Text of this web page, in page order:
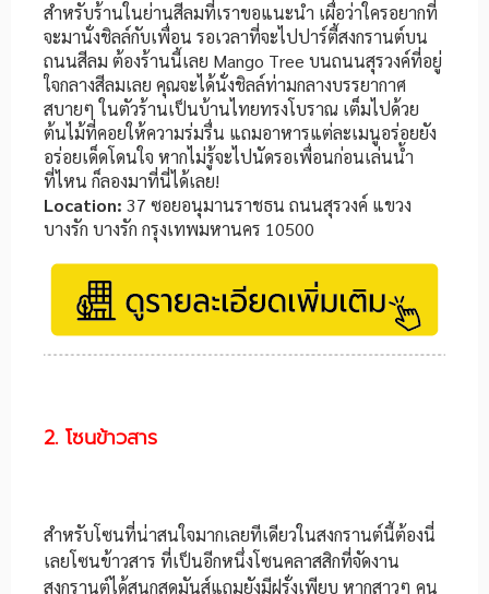
สำหรับร้านในย่านสีลมที่เราขอแนะนำ เผื่อว่าใครอยากที่
จะมานั่งชิลล์กับเพื่อน รอเวลาที่จะไปปาร์ตี้สงกรานต์บน
ถนนสีลม ต้องร้านนี้เลย Mango Tree บนถนนสุรวงค์ที่อยู่
ใจกลางสีลมเลย คุณจะได้นั่งชิลล์ท่ามกลางบรรยากาศ
สบายๆ ในตัวร้านเป็นบ้านไทยทรงโบราณ เต็มไปด้วย
ต้นไม้ที่คอยให้ความร่มรื่น แถมอาหารแต่ละเมนูอร่อยยัง
อร่อยเด็ดโดนใจ หากไม่รู้จะไปนัดรอเพื่อนก่อนเล่นน้ำ
ที่ไหน ก็ลองมาที่นี่ได้เลย!
Location: 37 ซอยอนุมานราชธน ถนนสุรวงค์ แขวง
บางรัก บางรัก กรุงเทพมหานคร 10500
2. โซนข้าวสาร
สำหรับโซนที่น่าสนใจมากเลยทีเดียวในสงกรานต์นี้ต้องนี่
เลยโซนข้าวสาร ที่เป็นอีกหนึ่งโซนคลาสสิกที่จัดงาน
สงกรานต์ได้สนุกสุดมันส์แถมยังมีฝรั่งเพียบ หากสาวๆ คน